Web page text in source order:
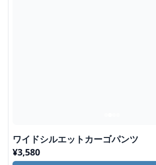
ワイドシルエットカーゴパンツ
¥3,580